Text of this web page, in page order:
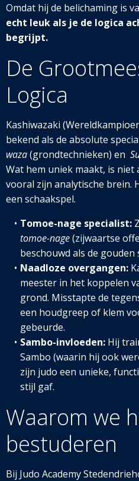
Omdat hij de belichaming is
echt leuk als je de logica
begrijpt.
De
Logica
Kashiwazaki
bekend als de absolute
waza(grondtechnieken) en
Wat hem uniek maakt, is niet
vooral zijn analytische brein.
een schaakspel.
Tomoe-nage specialist:
tomoe-nage(zijwaartse
beschouwd als de gouden
Naadloze overgangen:
meester in het koppelen
grond. Misstapte de
een houdgreep of klem
gebeurde.
Sambo-invloeden:Hij
Sambo (waarin hij ook
zijn judo een unieke,
stijl gaf.
Waarom we
bestuderen
Bij Judo Academy